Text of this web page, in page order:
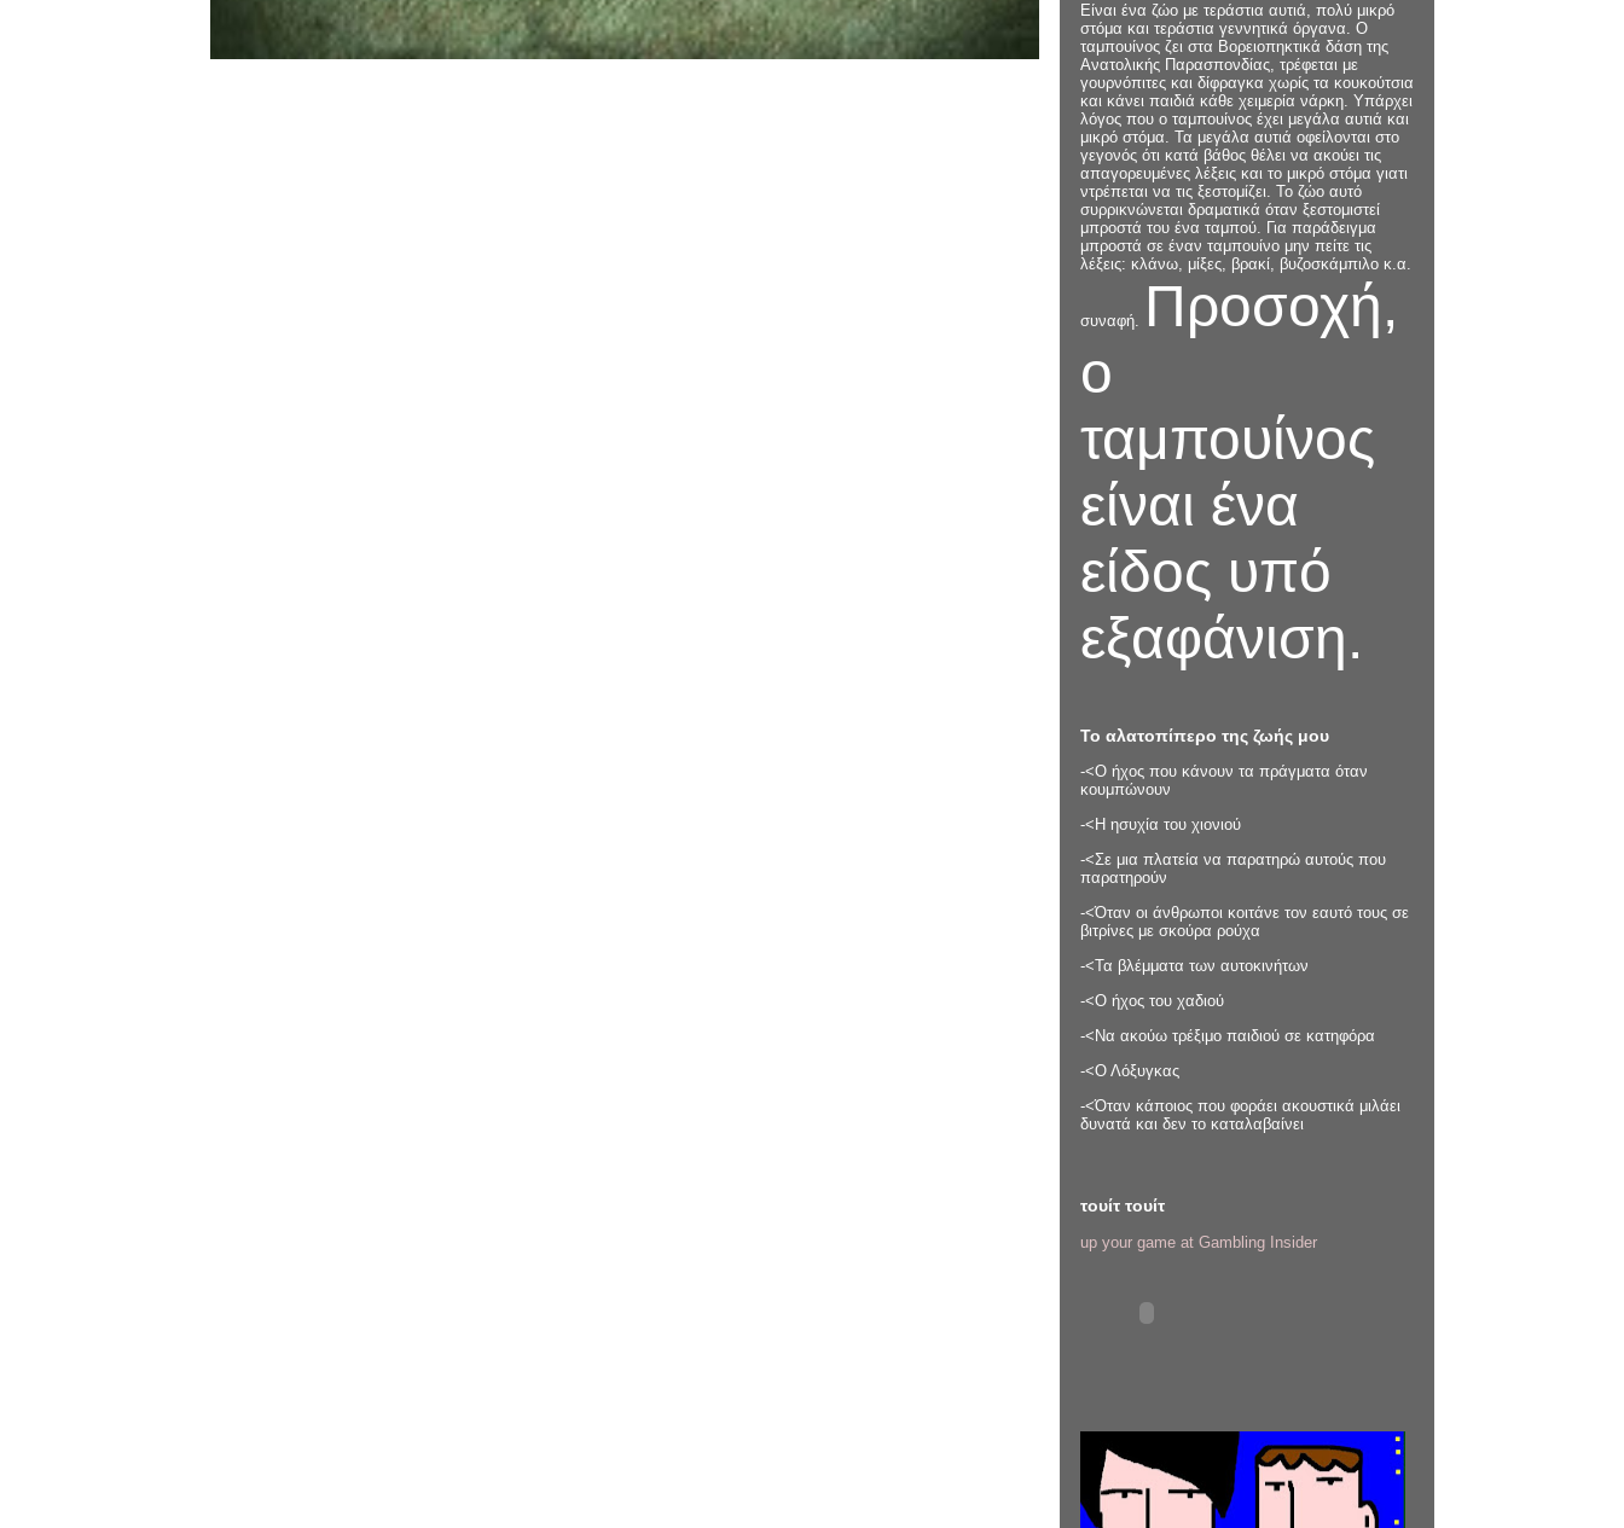
Είναι ένα ζώο με τεράστια αυτιά, πολύ μικρό
στόμα και τεράστια γεννητικά όργανα. Ο
ταμπουίνος ζει στα Βορειοπηκτικά δάση της
Ανατολικής Παρασπονδίας, τρέφεται με
γουρνόπιτες και δίφραγκα χωρίς τα κουκούτσια
και κάνει παιδιά κάθε χειμερία νάρκη. Υπάρχει
λόγος που ο ταμπουίνος έχει μεγάλα αυτιά και
μικρό στόμα. Τα μεγάλα αυτιά οφείλονται στο
γεγονός ότι κατά βάθος θέλει να ακούει τις
απαγορευμένες λέξεις και το μικρό στόμα γιατι
ντρέπεται να τις ξεστομίζει. Το ζώο αυτό
συρρικνώνεται δραματικά όταν ξεστομιστεί
μπροστά του ένα ταμπού. Για παράδειγμα
μπροστά σε έναν ταμπουίνο μην πείτε τις
λέξεις: κλάνω, μίξες, βρακί, βυζοσκάμπιλο κ.α.
συναφή. Προσοχή,
ο
ταμπουίνος
είναι ένα
είδος υπό
εξαφάνιση.
Το αλατοπίπερο της ζωής μου
-<Ο ήχος που κάνουν τα πράγματα όταν
κουμπώνουν
-<Η ησυχία του χιονιού
-<Σε μια πλατεία να παρατηρώ αυτούς που
παρατηρούν
-<Όταν οι άνθρωποι κοιτάνε τον εαυτό τους σε
βιτρίνες με σκούρα ρούχα
-<Τα βλέμματα των αυτοκινήτων
-<Ο ήχος του χαδιού
-<Να ακούω τρέξιμο παιδιού σε κατηφόρα
-<Ο Λόξυγκας
-<Όταν κάποιος που φοράει ακουστικά μιλάει
δυνατά και δεν το καταλαβαίνει
τουίτ τουίτ
up your game at Gambling Insider